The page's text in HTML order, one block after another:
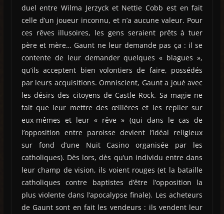
duel entre Wilma Jerzyck et Nettie Cobb est en fait
celle d’un joueur inconnu, et n’a aucune valeur. Pour
ces rêves illusoires, les gens seraient prêts à tuer
père et mère… Gaunt ne leur demande pas ça : il se
contente de leur demander quelques « blagues »,
qu’ils acceptent bien volontiers de faire, possédés
par leurs acquisitions. Omniscient, Gaunt a joué avec
les désirs des citoyens de Castle Rock. Sa magie ne
fait que leur mettre des œillères et les replier sur
eux-mêmes et leur « rêve » (qui dans le cas de
l’opposition entre paroisse devient l’idéal religieux
sur fond d’une Nuit Casino organisée par les
catholiques). Dès lors, dès qu’un individu entre dans
leur champ de vision, ils voient rouges (et la bataille
catholiques contre baptistes d’être l’opposition la
plus violente dans l’apocalypse finale). Les acheteurs
de Gaunt sont en fait les vendeurs : ils vendent leur